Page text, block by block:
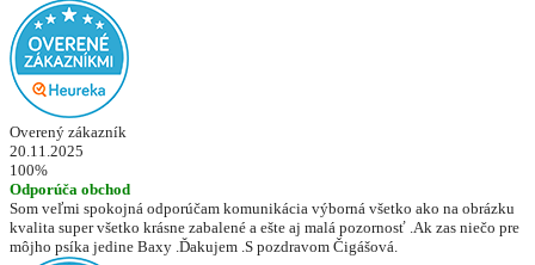
Overený zákazník
20.11.2025
100%
Odporúča obchod
Som veľmi spokojná odporúčam komunikácia výborná všetko ako na obrázku
kvalita super všetko krásne zabalené a ešte aj malá pozornosť .Ak zas niečo pre
môjho psíka jedine Baxy .Ďakujem .S pozdravom Čigášová.